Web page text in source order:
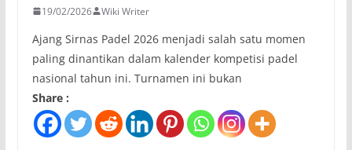
19/02/2026 Wiki Writer
Ajang Sirnas Padel 2026 menjadi salah satu momen
paling dinantikan dalam kalender kompetisi padel
nasional tahun ini. Turnamen ini bukan
Share :